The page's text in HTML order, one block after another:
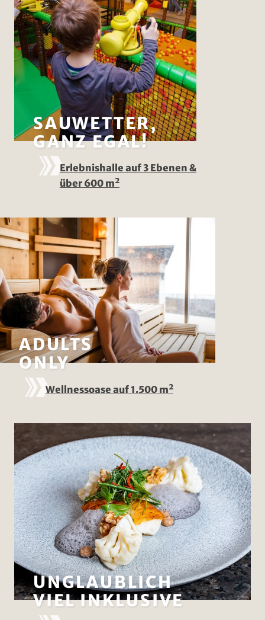
SAUWETTER,
GANZ EGAL!
Erlebnishalle auf 3 Ebenen &
über 600 m²
ADULTS
ONLY
Wellnessoase auf 1.500 m²
UNGLAUBLICH
VIEL INKLUSIVE